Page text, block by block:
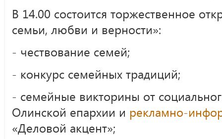
В 14.00 состоится торжественное
семьи, любви и верности»:
- чествование семей;
- конкурс семейных традиций;
- семейные викторины от
Олинской епархии и рекламно-
«Деловой акцент»;